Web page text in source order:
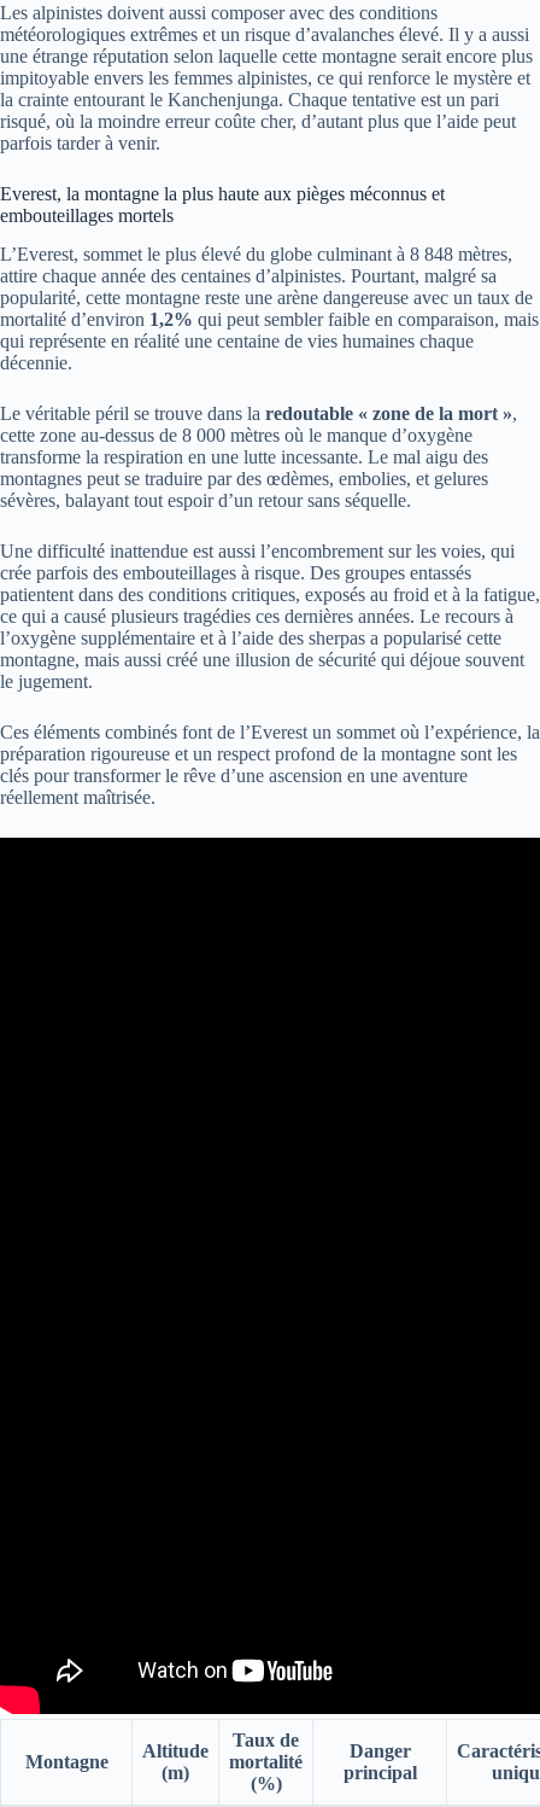
Les alpinistes doivent aussi composer avec des conditions
météorologiques extrêmes et un risque d’avalanches élevé. Il y a aussi
une étrange réputation selon laquelle cette montagne serait encore plus
impitoyable envers les femmes alpinistes, ce qui renforce le mystère et
la crainte entourant le Kanchenjunga. Chaque tentative est un pari
risqué, où la moindre erreur coûte cher, d’autant plus que l’aide peut
parfois tarder à venir.
Everest, la montagne la plus haute aux pièges méconnus et
embouteillages mortels
L’Everest, sommet le plus élevé du globe culminant à 8 848 mètres,
attire chaque année des centaines d’alpinistes. Pourtant, malgré sa
popularité, cette montagne reste une arène dangereuse avec un taux de
mortalité d’environ 1,2% qui peut sembler faible en comparaison, mais
qui représente en réalité une centaine de vies humaines chaque
décennie.
Le véritable péril se trouve dans la redoutable « zone de la mort »,
cette zone au-dessus de 8 000 mètres où le manque d’oxygène
transforme la respiration en une lutte incessante. Le mal aigu des
montagnes peut se traduire par des œdèmes, embolies, et gelures
sévères, balayant tout espoir d’un retour sans séquelle.
Une difficulté inattendue est aussi l’encombrement sur les voies, qui
crée parfois des embouteillages à risque. Des groupes entassés
patientent dans des conditions critiques, exposés au froid et à la fatigue,
ce qui a causé plusieurs tragédies ces dernières années. Le recours à
l’oxygène supplémentaire et à l’aide des sherpas a popularisé cette
montagne, mais aussi créé une illusion de sécurité qui déjoue souvent
le jugement.
Ces éléments combinés font de l’Everest un sommet où l’expérience, la
préparation rigoureuse et un respect profond de la montagne sont les
clés pour transformer le rêve d’une ascension en une aventure
réellement maîtrisée.
Montagne
Altitude
(m)
Taux de
mortalité
(%)
Danger
principal